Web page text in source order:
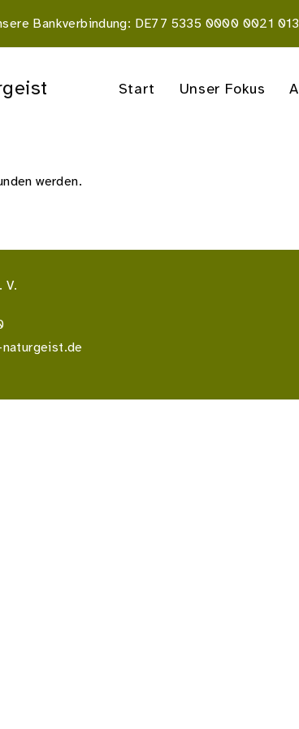
Bankverbindung: DE77 5335 0000 0021
Start Unser Fokus
werden.
V.